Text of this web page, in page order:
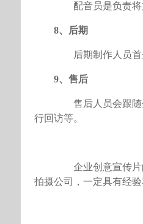
配音员是负责将
8、后期
后期制作人员首先
9、售后
售后人员会跟随企
行回访等。
企业创意宣传片的
拍摄公司，一定具有经